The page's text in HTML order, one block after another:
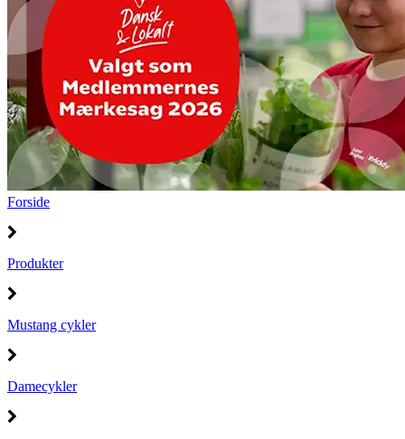
Forside
Produkter
Mustang cykler
Damecykler